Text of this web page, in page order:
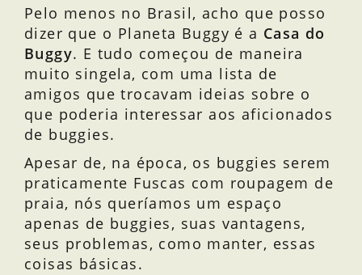
Pelo menos no Brasil, acho que posso
dizer que o Planeta Buggy é a Casa do
Buggy. E tudo começou de maneira
muito singela, com uma lista de
amigos que trocavam ideias sobre o
que poderia interessar aos aficionados
de buggies.
Apesar de, na época, os buggies serem
praticamente Fuscas com roupagem de
praia, nós queríamos um espaço
apenas de buggies, suas vantagens,
seus problemas, como manter, essas
coisas básicas.